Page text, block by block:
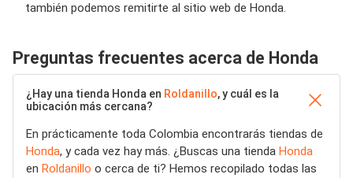
también podemos remitirte al sitio web de Honda.
Preguntas frecuentes acerca de Honda
¿Hay una tienda Honda en Roldanillo, y cuál es la
ubicación más cercana?
En prácticamente toda Colombia encontrarás tiendas de
Honda, y cada vez hay más. ¿Buscas una tienda Honda
en Roldanillo o cerca de ti? Hemos recopilado todas las